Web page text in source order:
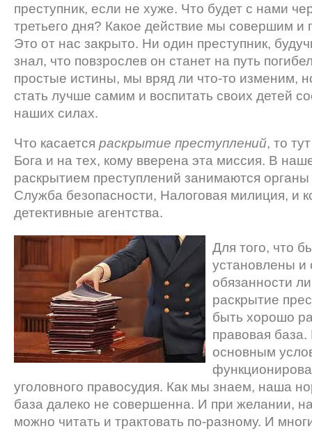
преступник, если не хуже. Что будет с нами
третьего дня? Какое действие мы совершим и
Это от нас закрыто. Ни один преступник,
знал, что повзрослев он станет на путь
простые истины, мы вряд ли что-то изменим,
стать лучше самим и воспитать своих детей
наших силах.
Что касается раскрытие преступлений, то
Бога и на тех, кому вверена эта миссия. В
раскрытием преступлений занимаются
Служба безопасности, Налоговая милиция, и
детективные агентства.
Для того, что
установлены и
обязанности
раскрытие
быть хорошо
правовая база.
основным
уголовного правосудия. Как мы знаем, наша
база далеко не совершенна. И при желании,
можно читать и трактовать по-разному. И